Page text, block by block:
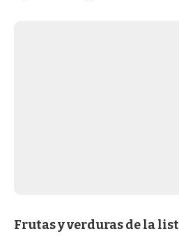
Frutas y verduras de la